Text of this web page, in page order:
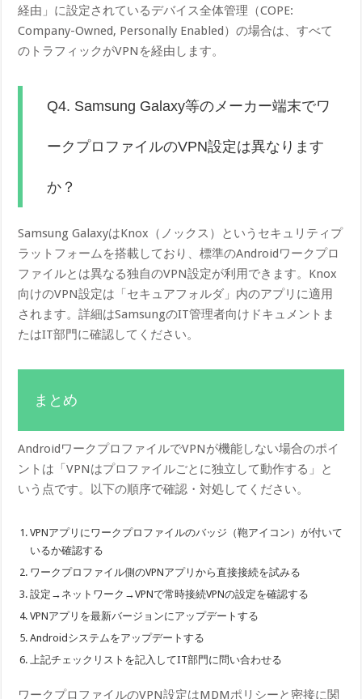
経由」に設定されているデバイス全体管理（COPE:
Company-Owned, Personally Enabled）の場合は、すべて
のトラフィックがVPNを経由します。
Q4. Samsung Galaxy等のメーカー端末でワ
ークプロファイルのVPN設定は異なります
か？
Samsung GalaxyはKnox（ノックス）というセキュリティプ
ラットフォームを搭載しており、標準のAndroidワークプロ
ファイルとは異なる独自のVPN設定が利用できます。Knox
向けのVPN設定は「セキュアフォルダ」内のアプリに適用
されます。詳細はSamsungのIT管理者向けドキュメントま
たはIT部門に確認してください。
まとめ
AndroidワークプロファイルでVPNが機能しない場合のポイ
ントは「VPNはプロファイルごとに独立して動作する」と
いう点です。以下の順序で確認・対処してください。
VPNアプリにワークプロファイルのバッジ（鞄アイコン）が付いて
いるか確認する
ワークプロファイル側のVPNアプリから直接接続を試みる
設定→ネットワーク→VPNで常時接続VPNの設定を確認する
VPNアプリを最新バージョンにアップデートする
Androidシステムをアップデートする
上記チェックリストを記入してIT部門に問い合わせる
ワークプロファイルのVPN設定はMDMポリシーと密接に関